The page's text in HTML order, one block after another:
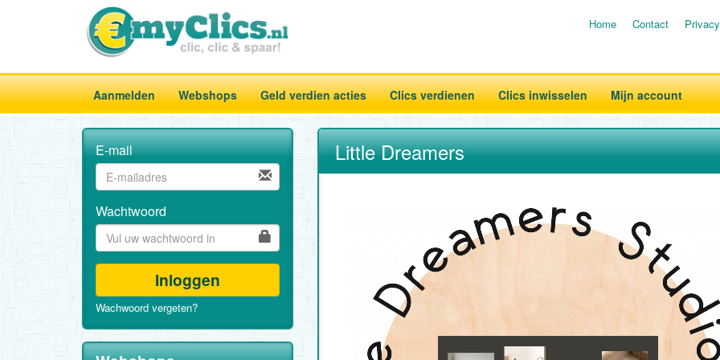
Home Contact Privacy
Aanmelden Webshops Geld verdien acties Clics verdienen Clics inwisselen Mijn account
Little Dreamers
E-mail
Wachtwoord
Inloggen
Wachwoord vergeten?